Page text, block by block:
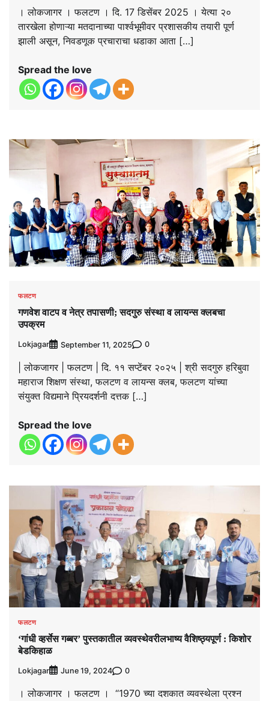
। लोकजागर । फलटण । दि. 17 डिसेंबर 2025 । येत्या २०
तारखेला होणाऱ्या मतदानाच्या पार्श्वभूमीवर प्रशासकीय तयारी पूर्ण
झाली असून, निवडणूक प्रचाराचा धडाका आता […]
Spread the love
फलटण
गणवेश वाटप व नेत्र तपासणी; सदगुरु संस्था व लायन्स क्लबचा
उपक्रम
Lokjagar September 11, 2025 0
| लोकजागर | फलटण | दि. ११ सप्टेंबर २०२५ | श्री सदगुरु हरिबुवा
महाराज शिक्षण संस्था, फलटण व लायन्स क्लब, फलटण यांच्या
संयुक्त विद्यमाने प्रियदर्शनी दत्तक […]
Spread the love
फलटण
‘गांधी व्हर्सेस गब्बर’ पुस्तकातील व्यवस्थेवरीलभाष्य वैशिष्ठ्यपूर्ण : किशोर
बेडकिहाळ
Lokjagar June 19, 2024 0
। लोकजागर । फलटण । ‘‘1970 च्या दशकात व्यवस्थेला प्रश्‍न